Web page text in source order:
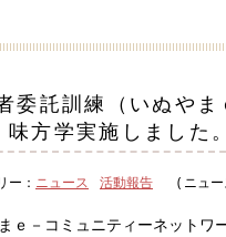
委託訓練（いぬや
方学実施しました。
ー： ニュース 活動報告 ( ニュー
ｅ－コミュニティーネットワ